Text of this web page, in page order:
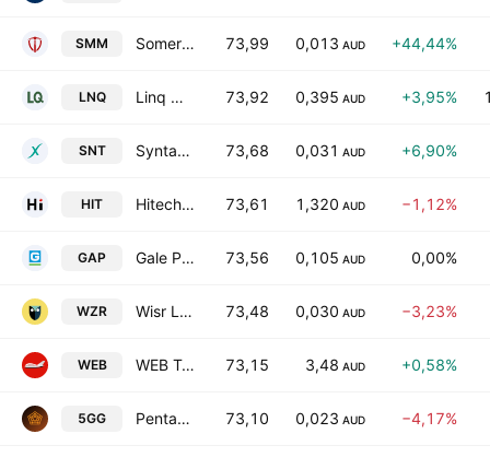
SMM Somerset Minerals Limited 73,99 0,013 AUD +44,44%
LNQ Linq Minerals Limited 73,92 0,395 AUD +3,95%
SNT Syntara Limited 73,68 0,031 AUD +6,90%
HIT Hitech Group Australia Limited 73,61 1,320 AUD −1,12%
GAP Gale Pacific Limited 73,56 0,105 AUD 0,00%
WZR Wisr Ltd. 73,48 0,030 AUD −3,23%
WEB WEB Travel Group limited 73,15 3,48 AUD +0,58%
5GG Pentanet Ltd 73,10 0,023 AUD −4,17%